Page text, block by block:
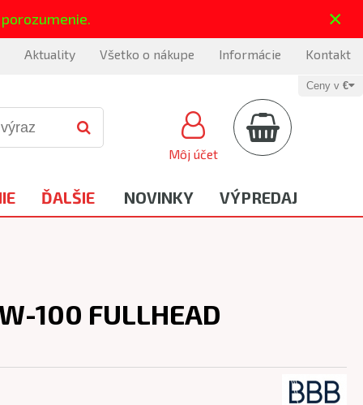
×
Aktuality Všetko o nákupe Informácie Kontakt
Môj účet
Ceny v €
ĎALŠIE NOVINKY VÝPREDAJ
100 FULLHEAD